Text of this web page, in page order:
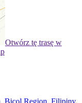
Otwórz tę trasę w
Bicol Region, Filipiny.